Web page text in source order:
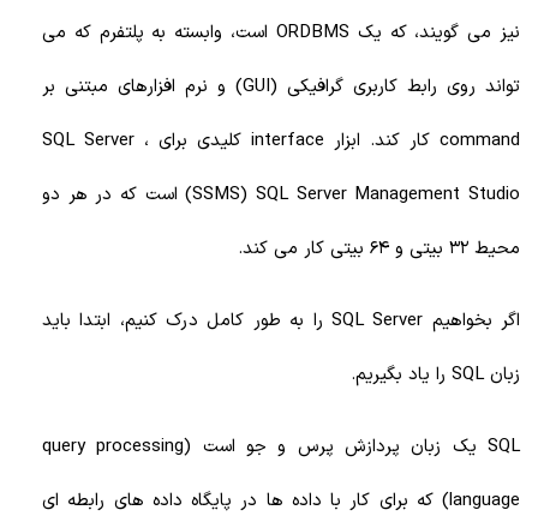
نیز می گویند، که یک ORDBMS است، وابسته به پلتفرم که می
تواند روی رابط کاربری گرافیکی (GUI) و نرم افزارهای مبتنی بر
command کار کند. ابزار interface کلیدی برای SQL Server ،
(SSMS) SQL Server Management Studio است که در هر دو
محیط 32 بیتی و 64 بیتی کار می کند.
اگر بخواهیم SQL Server را به طور کامل درک کنیم، ابتدا باید
زبان SQL را یاد بگیریم.
SQL یک زبان پردازش پرس و جو است (query processing
language) که برای کار با داده ها در پایگاه داده های رابطه ای